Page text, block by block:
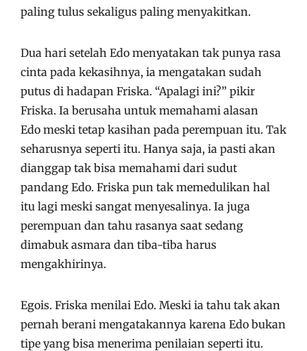
paling tulus sekaligus paling menyakitkan.
Dua hari setelah Edo menyatakan tak punya rasa
cinta pada kekasihnya, ia mengatakan sudah
putus di hadapan Friska. “Apalagi ini?” pikir
Friska. Ia berusaha untuk memahami alasan
Edo meski tetap kasihan pada perempuan itu. Tak
seharusnya seperti itu. Hanya saja, ia pasti akan
dianggap tak bisa memahami dari sudut
pandang Edo. Friska pun tak memedulikan hal
itu lagi meski sangat menyesalinya. Ia juga
perempuan dan tahu rasanya saat sedang
dimabuk asmara dan tiba-tiba harus
mengakhirinya.
Egois. Friska menilai Edo. Meski ia tahu tak akan
pernah berani mengatakannya karena Edo bukan
tipe yang bisa menerima penilaian seperti itu.